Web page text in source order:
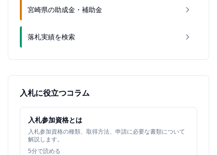
宮崎県の助成金・補助金
落札実績を検索
入札に役立つコラム
入札参加資格とは
入札参加資格の種類、取得方法、申請に必要な書類について
解説します。
5分で読める